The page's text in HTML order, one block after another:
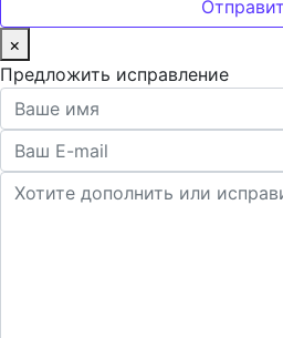
×
Предложить исправление